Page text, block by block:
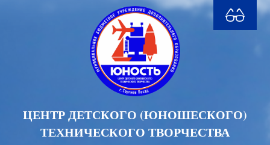
ЦЕНТР ДЕТСКОГО (ЮНОШЕСКОГО)
ТЕХНИЧЕСКОГО ТВОРЧЕСТВА